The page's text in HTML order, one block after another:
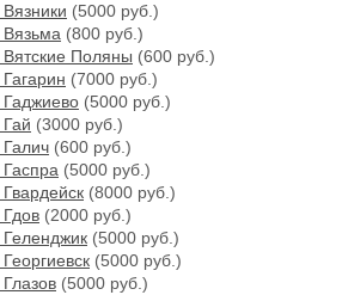
(5000 руб.)
Вязьма (800 руб.)
Вятские Поляны (600 руб.)
(7000 руб.)
Гаджиево (5000 руб.)
Гай (3000 руб.)
Галич (600 руб.)
Гаспра (5000 руб.)
(8000 руб.)
Гдов (2000 руб.)
Геленджик (5000 руб.)
(5000 руб.)
(5000 руб.)